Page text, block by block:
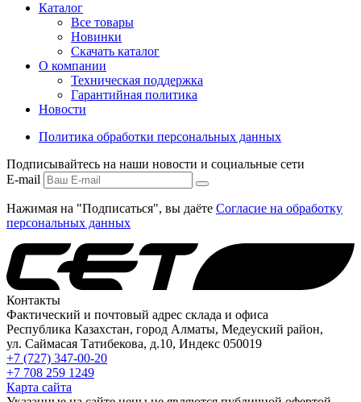
Каталог
Все товары
Новинки
Скачать каталог
О компании
Техническая поддержка
Гарантийная политика
Новости
Политика обработки персональных данных
Подписывайтесь на наши новости и социальные сети
E-mail
Нажимая на "Подписаться", вы даёте Согласие на обработку
персональных данных
Контакты
Фактический и почтовый адрес склада и офиса
Республика Казахстан, город Алматы, Медеуский район,
ул. Саймасая Татибекова, д.10, Индекс 050019
+7 (727) 347-00-20
+7 708 259 1249
Карта сайта